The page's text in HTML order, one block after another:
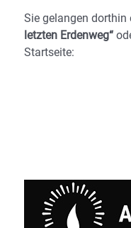
Sie gelangen
letzten Erdenweg“
Startseite: